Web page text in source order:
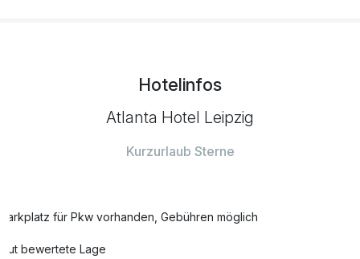
Eintritt Belantis (bis 02.11. - ab 11 Jahren)
(01.11.-20.03.)
(21.03.-31.10.)
Hotelinfos
Atlanta Hotel Leipzig
Kurzurlaub Sterne
Parkplatz für Pkw vorhanden, Gebühren möglich
Gut bewertete Lage